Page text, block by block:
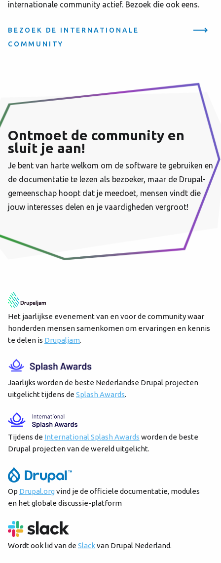
internationale community actief. Bezoek die ook eens.
BEZOEK DE INTERNATIONALE
COMMUNITY
Ontmoet de community en
sluit je aan!
Je bent van harte welkom om de software te gebruiken en
de documentatie te lezen als bezoeker, maar de Drupal-
gemeenschap hoopt dat je meedoet, mensen vindt die
jouw interesses delen en je vaardigheden vergroot!
Het jaarlijkse evenement van en voor de community waar
honderden mensen samenkomen om ervaringen en kennis
te delen is Drupaljam.
Jaarlijks worden de beste Nederlandse Drupal projecten
uitgelicht tijdens deSplash Awards.
Tijdens de International Splash Awards worden de beste
Drupal projecten van de wereld uitgelicht.
Op Drupal.org vind je de officiele documentatie, modules
en het globale discussie-platform
Wordt ook lid van deSlackvan Drupal Nederland.